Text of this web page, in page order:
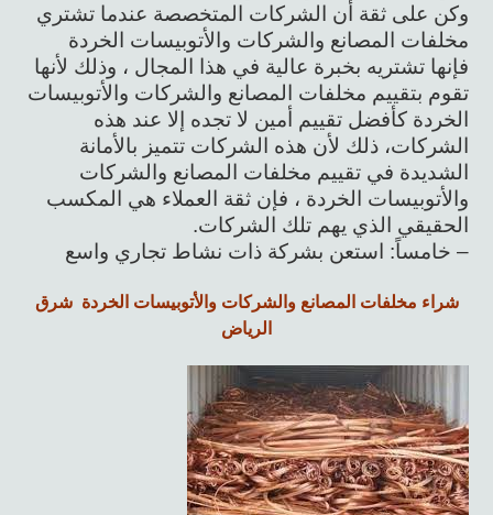
وكن على ثقة أن الشركات المتخصصة عندما تشتري
مخلفات المصانع والشركات والأتوبيسات الخردة
فإنها تشتريه بخبرة عالية في هذا المجال ، وذلك لأنها
تقوم بتقييم مخلفات المصانع والشركات والأتوبيسات
الخردة كأفضل تقييم أمين لا تجده إلا عند هذه
الشركات، ذلك لأن هذه الشركات تتميز بالأمانة
الشديدة في تقييم مخلفات المصانع والشركات
والأتوبيسات الخردة ، فإن ثقة العملاء هي المكسب
الحقيقي الذي يهم تلك الشركات.
– خامساً: استعن بشركة ذات نشاط تجاري واسع
شراء مخلفات المصانع والشركات والأتوبيسات الخردة شرق
الرياض